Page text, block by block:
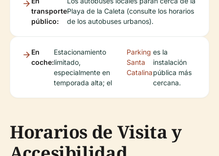
transporte
público:
Playa de la Caleta (consulte los horarios
de los autobuses urbanos).
En
coche:
Estacionamiento
limitado,
especialmente en
temporada alta; el
Parking
Santa
Catalina
es la
instalación
pública más
cercana.
Horarios de Visita y